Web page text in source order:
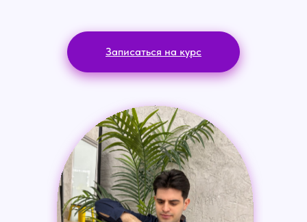
Записаться на курс